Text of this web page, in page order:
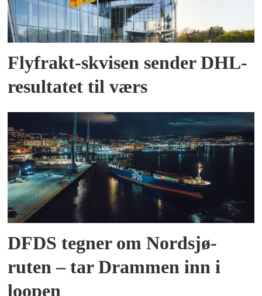
Flyfrakt-skvisen sender DHL-
resultatet til værs
DFDS tegner om Nordsjø-
ruten – tar Drammen inn i
loopen